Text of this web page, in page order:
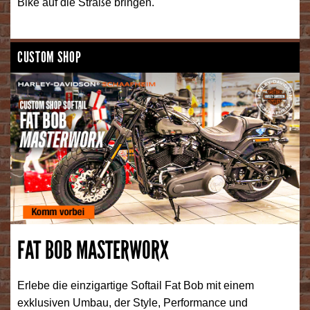
CUSTOM SHOP
FAT BOB MASTERWORX
Erlebe die einzigartige Softail Fat Bob mit einem
exklusiven Umbau, der Style, Performance und